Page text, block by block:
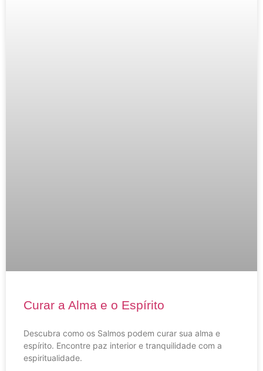
Curar a Alma e o Espírito
Descubra como os Salmos podem curar sua alma e
espírito. Encontre paz interior e tranquilidade com a
espiritualidade.